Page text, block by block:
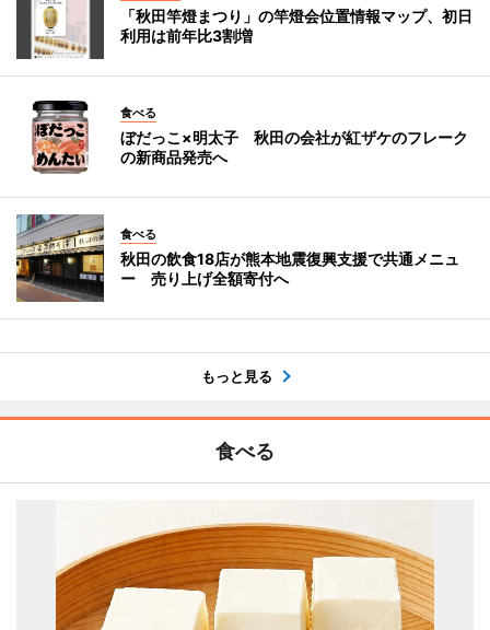
「秋田竿燈まつり」の竿燈会位置情報マップ、初日
利用は前年比3割増
食べる
ぼだっこ×明太子 秋田の会社が紅ザケのフレーク
の新商品発売へ
食べる
秋田の飲食18店が熊本地震復興支援で共通メニュ
ー 売り上げ全額寄付へ
もっと見る
食べる